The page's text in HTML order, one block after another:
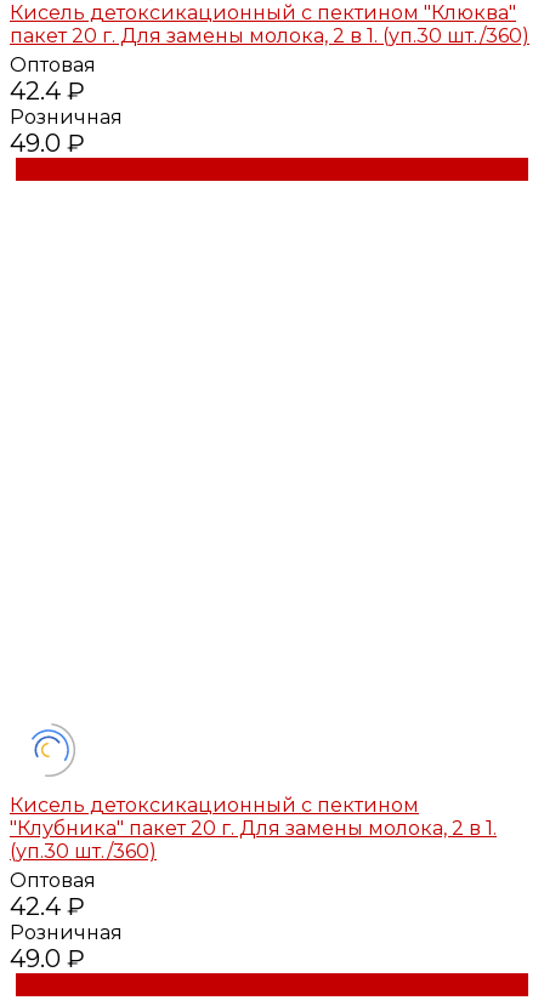
Кисель детоксикационный с пектином "Клюква"
пакет 20 г. Для замены молока, 2 в 1. (уп.30 шт./360)
Оптовая
42.4 ₽
Розничная
49.0 ₽
Кисель детоксикационный с пектином
"Клубника" пакет 20 г. Для замены молока, 2 в 1.
(уп.30 шт./360)
Оптовая
42.4 ₽
Розничная
49.0 ₽